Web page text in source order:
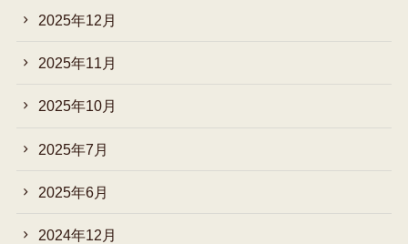
2025年12月
2025年11月
2025年10月
2025年7月
2025年6月
2024年12月